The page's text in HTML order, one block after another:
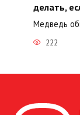
делать,
Медведь
222